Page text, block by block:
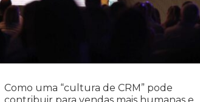
Como uma “cultura de CRM” pode